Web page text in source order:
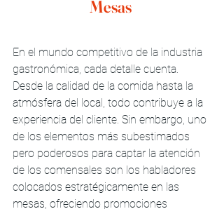
Mesas
En el mundo competitivo de la industria
gastronómica, cada detalle cuenta.
Desde la calidad de la comida hasta la
atmósfera del local, todo contribuye a la
experiencia del cliente. Sin embargo, uno
de los elementos más subestimados
pero poderosos para captar la atención
de los comensales son los habladores
colocados estratégicamente en las
mesas, ofreciendo promociones